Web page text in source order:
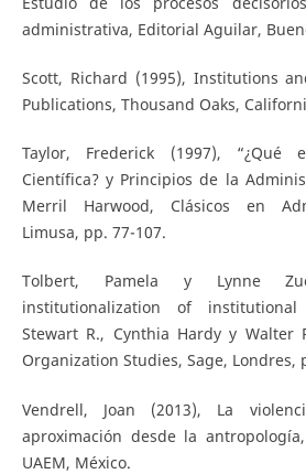
administrativa, Editorial Aguilar,
Scott, Richard (1995), Institutions
Publications, Thousand Oaks,
Taylor, Frederick (1997), “¿Qué
Científica? y Principios de la
Merril Harwood, Clásicos en
Limusa, pp. 77-107.
Tolbert, Pamela y Lynne
institutionalization of
Stewart R., Cynthia Hardy y Walter
Organization Studies, Sage, Londres,
Vendrell, Joan (2013), La
aproximación desde la
UAEM, México.